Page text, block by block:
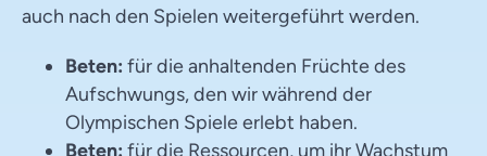
auch nach den Spielen weitergeführt werden.
Beten: für die anhaltenden Früchte des
Aufschwungs, den wir während der
Olympischen Spiele erlebt haben.
Beten: für die Ressourcen, um ihr Wachstum